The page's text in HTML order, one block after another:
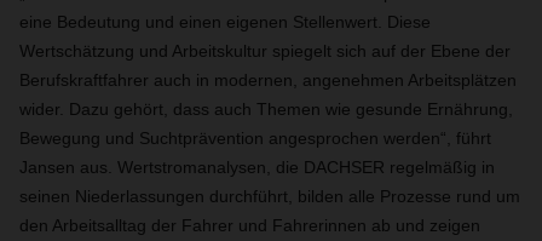
eine Bedeutung und einen eigenen Stellenwert. Diese
Wertschätzung und Arbeitskultur spiegelt sich auf der Ebene der
Berufskraftfahrer auch in modernen, angenehmen Arbeitsplätzen
wider. Dazu gehört, dass auch Themen wie gesunde Ernährung,
Bewegung und Suchtprävention angesprochen werden“, führt
Jansen aus. Wertstromanalysen, die DACHSER regelmäßig in
seinen Niederlassungen durchführt, bilden alle Prozesse rund um
den Arbeitsalltag der Fahrer und Fahrerinnen ab und zeigen